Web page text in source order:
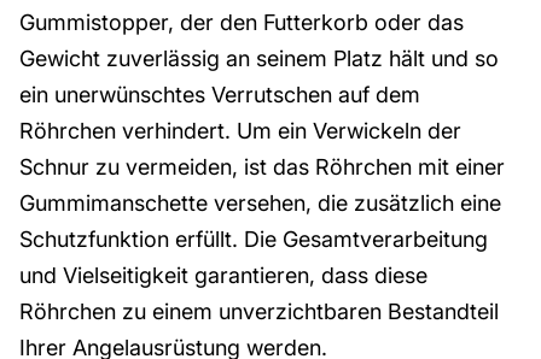
Gummistopper, der den Futterkorb oder das
Gewicht zuverlässig an seinem Platz hält und so
ein unerwünschtes Verrutschen auf dem
Röhrchen verhindert. Um ein Verwickeln der
Schnur zu vermeiden, ist das Röhrchen mit einer
Gummimanschette versehen, die zusätzlich eine
Schutzfunktion erfüllt. Die Gesamtverarbeitung
und Vielseitigkeit garantieren, dass diese
Röhrchen zu einem unverzichtbaren Bestandteil
Ihrer Angelausrüstung werden.